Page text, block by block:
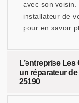
avec son
installateur de
pour en savoir
L’entreprise
un réparateur
25190